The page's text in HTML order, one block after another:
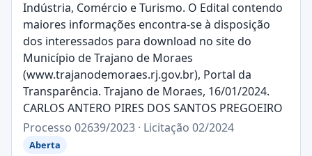
Indústria, Comércio e Turismo. O Edital contendo
maiores informações encontra-se à disposição
dos interessados para download no site do
Município de Trajano de Moraes
(www.trajanodemoraes.rj.gov.br), Portal da
Transparência. Trajano de Moraes, 16/01/2024.
CARLOS ANTERO PIRES DOS SANTOS PREGOEIRO
Processo 02639/2023 · Licitação 02/2024
Aberta